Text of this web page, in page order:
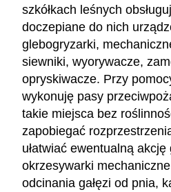
szkółkach leśnych
doczepiane do nich
glebogryzarki,
siewniki, wyorywacze,
opryskiwacze. Przy
wykonuję pasy
takie miejsca bez
zapobiegać
ułatwiać ewentualną
okrzesywarki
odcinania gałęzi od pnia,